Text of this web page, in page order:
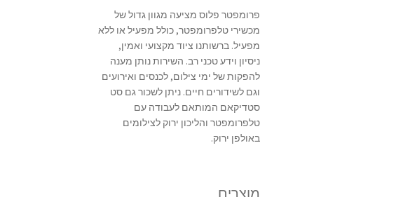
פרומפטר פלוס מציעה מגוון גדול של
מכשירי טלפרומפטר, כולל מפעיל או ללא
מפעיל. ברשותנו ציוד מקצועי ואמין,
ניסיון וידע טכני רב. השירות נותן מענה
להפקות של ימי צילום, לכנסים ואירועים
וגם לשידורים חיים. ניתן לשכור גם סט
סטדיקאם המותאם לעבודה עם
טלפרומפטר והליכון ירוק לצילומים
באולפן ירוק.
מוצרים